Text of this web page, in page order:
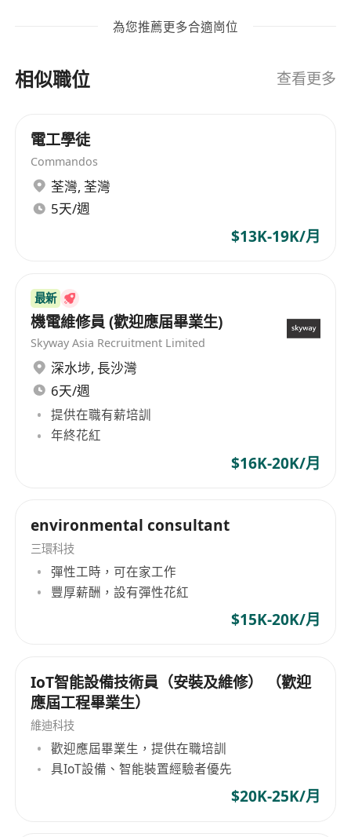
3. 與客戶、顧問及分判商保持良好溝通，確保項目
務記錄
5. 跟進客戶查詢及提供技術支援，提升客戶滿意度
申請要求：
• 具相關領域的學歷（VTC/其他學校工程、電子或
• 具良好的溝通能力及團隊合作精神。
• 對新技術充滿學習熱情，能獨立解決問題。
•熟悉 AutoCAD、Microsoft Office 或其他技術工具
者優先
證書 / 許可證要求
安全咭
工人註冊證
如果你對建築自動化充滿熱情，歡迎加入我們的團
為您推薦更多合適崗位
相似職位 查看更多
電工學徒
Commandos
荃灣, 荃灣
5天/週
$13K-19K/月
最新
機電維修員 (歡迎應届畢業生)
Skyway Asia Recruitment Limited
深水埗, 長沙灣
6天/週
提供在職有薪培訓
年終花紅
$16K-20K/月
environmental consultant
三環科技
彈性工時，可在家工作
豐厚薪酬，設有彈性花紅
$15K-20K/月
IoT智能設備技術員（安裝及維修） （歡迎
應屆工程畢業生）
維迪科技
歡迎應屆畢業生，提供在職培訓
具IoT設備、智能裝置經驗者優先
$20K-25K/月